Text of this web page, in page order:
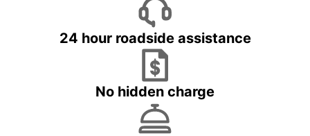
24 hour roadside assistance
No hidden charge